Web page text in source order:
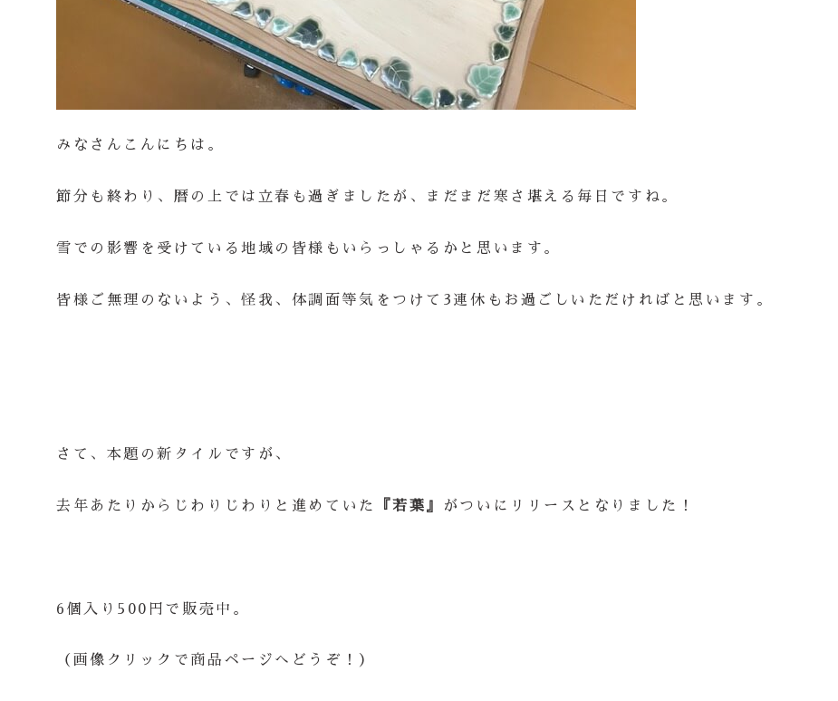
みなさんこんにちは。
節分も終わり、暦の上では立春も過ぎましたが、まだまだ寒さ堪える毎日ですね。
雪での影響を受けている地域の皆様もいらっしゃるかと思います。
皆様ご無理のないよう、怪我、体調面等気をつけて3連休もお過ごしいただければと思います。
さて、本題の新タイルですが、
去年あたりからじわりじわりと進めていた 『若葉』 がついにリリースとなりました！
6個入り500円で販売中。
（画像クリックで商品ページへどうぞ！）